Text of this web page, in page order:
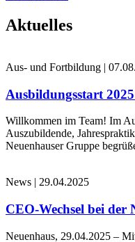
Aktuelles
Aus- und Fortbildung |
Ausbildungsstart
Willkommen im Team! Im
Auszubildende,
Neuenhauser Gruppe
News | 29.04.2025
CEO-Wechsel bei der
Neuenhaus, 29.04.2025 –